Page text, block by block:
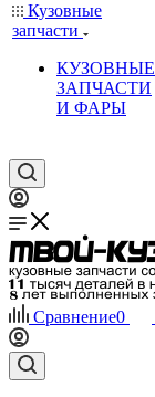
Кузовные
запчасти
КУЗОВНЫЕ
ЗАПЧАСТИ
И ФАРЫ
Сравнение0